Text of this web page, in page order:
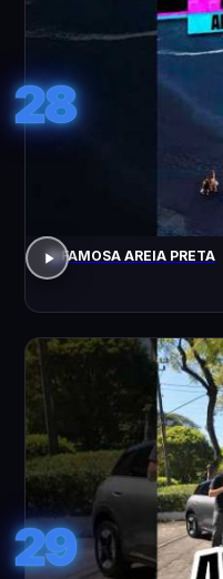
28
A FAMOSA AREIA PRETA
29